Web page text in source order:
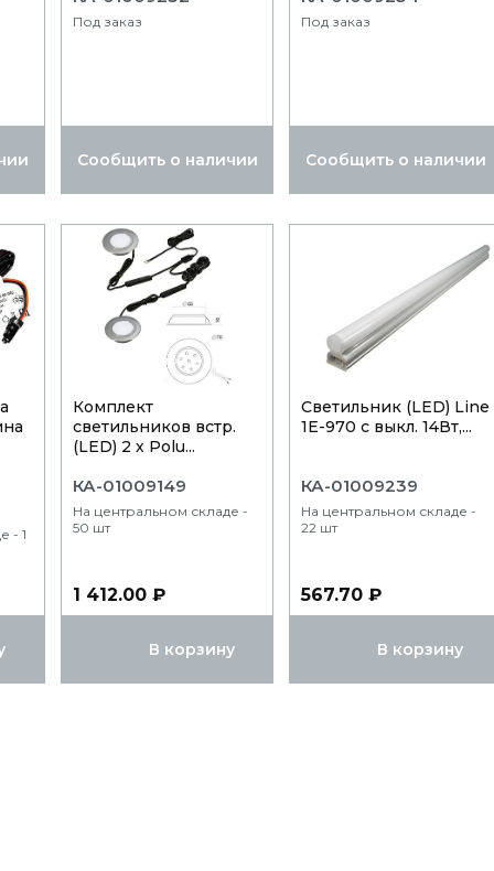
Под заказ
Сообщить о наличии
Под заказ
Сообщить о наличии
- 1
Комплект
светильников встр.
(LED) 2 х Polu...
КА-01009149
На центральном складе -
50 шт
1 412.00 ₽
В корзину
Светильник (LED) Line
1E-970 с выкл. 14Вт,...
КА-01009239
На центральном складе -
22 шт
567.70 ₽
В корзину